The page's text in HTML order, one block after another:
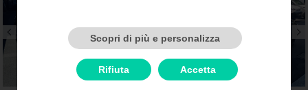
Scopri di più e personalizza
Rifiuta Accetta